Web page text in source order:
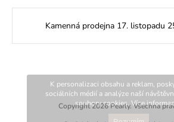
K personalizaci obsahu a reklam,
sociálních médií a analýze naší
soubory cookies. Více
Kamenná prodejna 17. listopadu
Copyright 2026Pearly. Všechna